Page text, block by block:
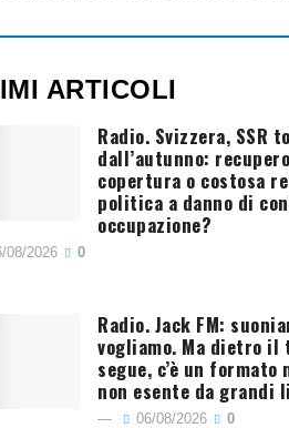
ARTICOLI
Radio. Svizzera, SSR
dall’autunno:
copertura o costosa
politica a danno di
occupazione?
08/2026 0
Radio. Jack FM:
vogliamo. Ma dietro
segue, c’è un
non esente da grandi
06/08/2026 0